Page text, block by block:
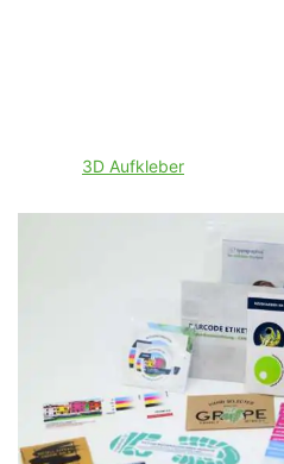
3D Aufkleber